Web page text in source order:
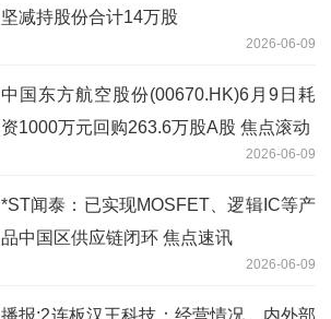
坚减持股份合计14万股
2026-06-09
中国东方航空股份(00670.HK)6月9日耗
资1000万元回购263.6万股A股 焦点滚动
2026-06-09
*ST闻泰：已实现MOSFET、逻辑IC等产
品中国区供应链闭环 焦点速讯
2026-06-09
播报:2连板汉王科技：经营情况、内外部